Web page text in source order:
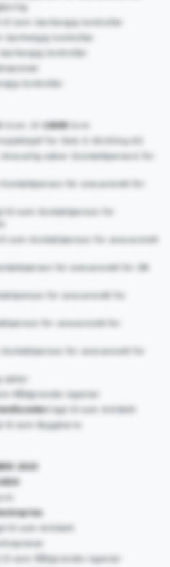
til som Uavhengig kontrollør
Uavhengig kontrollør
kontrollør
kontrollør
kvm. til
10680
for Oslo S Utvikling AS
søker (kontaktperson) for
for ansvarsrett for
til som Kontaktperson for
som Kontaktperson for ansvarsrett
for ansvarsrett for DR
for ansvarsrett for
for ansvarsrett for
for ansvarsrett for
Rådgivende ingeniør
lagt til som Arkitekt
til som Byggherre
2023
til som Arkitekt
til som Rådgivende ingeniør